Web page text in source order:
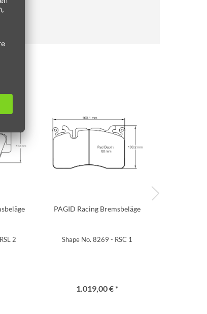
2
PAGID Racing Bremsbeläge
Shape No. 8269 - RSC 1
1.019,00 € *